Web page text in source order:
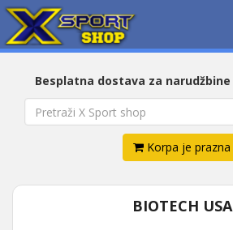
Besplatna dostava za narudžbine
Korpa je prazna
BIOTECH USA